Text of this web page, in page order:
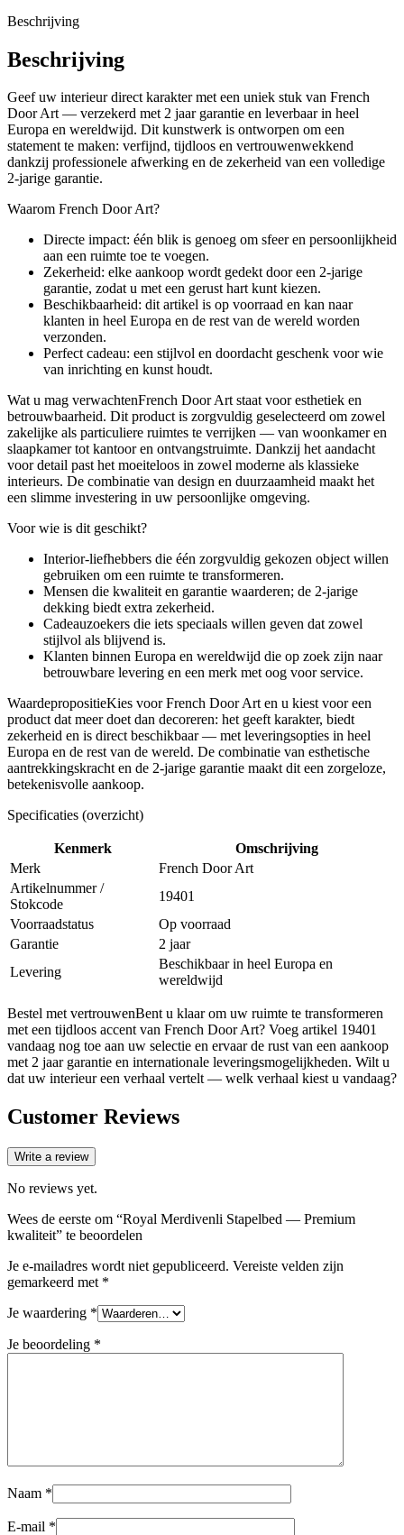
Beschrijving
Beschrijving
Geef uw interieur direct karakter met een uniek stuk van French
Door Art — verzekerd met 2 jaar garantie en leverbaar in heel
Europa en wereldwijd. Dit kunstwerk is ontworpen om een
statement te maken: verfijnd, tijdloos en vertrouwenwekkend
dankzij professionele afwerking en de zekerheid van een volledige
2-jarige garantie.
Waarom French Door Art?
Directe impact: één blik is genoeg om sfeer en persoonlijkheid
aan een ruimte toe te voegen.
Zekerheid: elke aankoop wordt gedekt door een 2-jarige
garantie, zodat u met een gerust hart kunt kiezen.
Beschikbaarheid: dit artikel is op voorraad en kan naar
klanten in heel Europa en de rest van de wereld worden
verzonden.
Perfect cadeau: een stijlvol en doordacht geschenk voor wie
van inrichting en kunst houdt.
Wat u mag verwachtenFrench Door Art staat voor esthetiek en
betrouwbaarheid. Dit product is zorgvuldig geselecteerd om zowel
zakelijke als particuliere ruimtes te verrijken — van woonkamer en
slaapkamer tot kantoor en ontvangstruimte. Dankzij het aandacht
voor detail past het moeiteloos in zowel moderne als klassieke
interieurs. De combinatie van design en duurzaamheid maakt het
een slimme investering in uw persoonlijke omgeving.
Voor wie is dit geschikt?
Interior-liefhebbers die één zorgvuldig gekozen object willen
gebruiken om een ruimte te transformeren.
Mensen die kwaliteit en garantie waarderen; de 2-jarige
dekking biedt extra zekerheid.
Cadeauzoekers die iets speciaals willen geven dat zowel
stijlvol als blijvend is.
Klanten binnen Europa en wereldwijd die op zoek zijn naar
betrouwbare levering en een merk met oog voor service.
WaardepropositieKies voor French Door Art en u kiest voor een
product dat meer doet dan decoreren: het geeft karakter, biedt
zekerheid en is direct beschikbaar — met leveringsopties in heel
Europa en de rest van de wereld. De combinatie van esthetische
aantrekkingskracht en de 2-jarige garantie maakt dit een zorgeloze,
betekenisvolle aankoop.
Specificaties (overzicht)
Kenmerk
Omschrijving
Merk
French Door Art
Artikelnummer /
Stokcode
19401
Voorraadstatus
Op voorraad
Garantie
2 jaar
Levering
Beschikbaar in heel Europa en
wereldwijd
Bestel met vertrouwenBent u klaar om uw ruimte te transformeren
met een tijdloos accent van French Door Art? Voeg artikel 19401
vandaag nog toe aan uw selectie en ervaar de rust van een aankoop
met 2 jaar garantie en internationale leveringsmogelijkheden. Wilt u
dat uw interieur een verhaal vertelt — welk verhaal kiest u vandaag?
Customer Reviews
Write a review
No reviews yet.
Wees de eerste om “Royal Merdivenli Stapelbed — Premium
kwaliteit” te beoordelen
Je e-mailadres wordt niet gepubliceerd. Vereiste velden zijn
gemarkeerd met *
Je waardering *
Je beoordeling *
Naam *
E-mail *